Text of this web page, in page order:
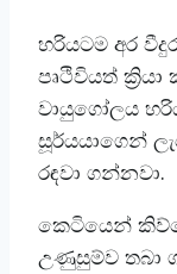
​හරියටම අර
පෘථිවියත්
වායුගෝලය
සූර්යයාගෙන්
රඳවා ගන්නවා.
​කෙටියෙන්
උණුසුම්ව තබා